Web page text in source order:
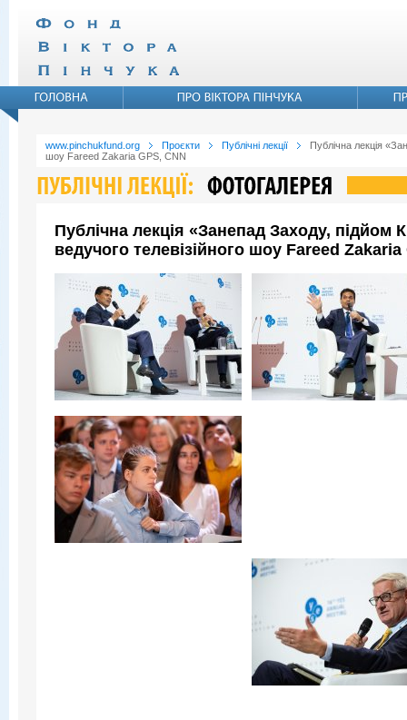
www.pinchukfund.org Проєкти Публічні лекції
Публічна лекція
шоу Fareed Zakaria GPS, CNN
Публічна лекція «Занепад Заходу, підйом
ведучого телевізійного шоу Fareed Zakaria